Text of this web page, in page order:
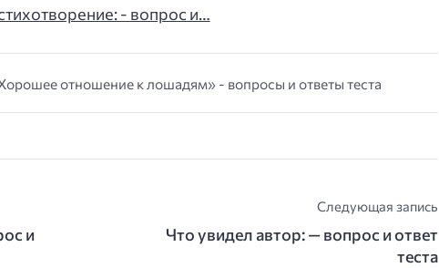
- вопрос и…
отношение к лошадям» - вопросы и ответы теста
и
Следующая запись
Что увидел автор: — вопрос и ответ
теста